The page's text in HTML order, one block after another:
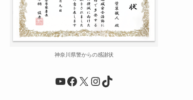
神奈川県警からの感謝状
YouTube
Facebook
X Instagram
TikTok